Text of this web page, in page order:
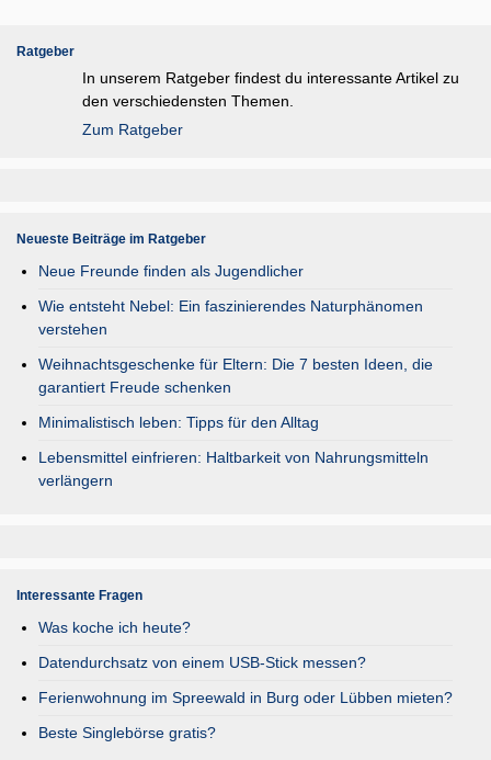
Ratgeber
In unserem Ratgeber findest du interessante Artikel zu
den verschiedensten Themen.
Zum Ratgeber
Neueste Beiträge im Ratgeber
Neue Freunde finden als Jugendlicher
Wie entsteht Nebel: Ein faszinierendes Naturphänomen
verstehen
Weihnachtsgeschenke für Eltern: Die 7 besten Ideen, die
garantiert Freude schenken
Minimalistisch leben: Tipps für den Alltag
Lebensmittel einfrieren: Haltbarkeit von Nahrungsmitteln
verlängern
Interessante Fragen
Was koche ich heute?
Datendurchsatz von einem USB-Stick messen?
Ferienwohnung im Spreewald in Burg oder Lübben mieten?
Beste Singlebörse gratis?